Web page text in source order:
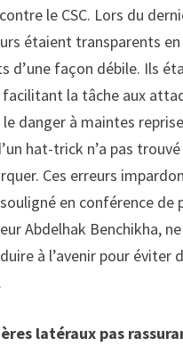
le CSC. Lors du
étaient transparents
d’une façon débile. Ils
la tâche aux
danger à maintes
hat-trick n’a pas
Ces erreurs
en conférence de
Abdelhak Benchikha,
à l’avenir pour éviter
latéraux pas